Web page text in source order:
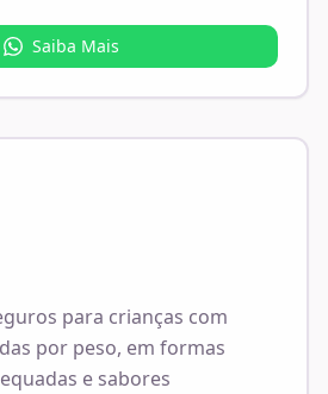
Saiba Mais
para crianças com
por peso, em formas
e sabores